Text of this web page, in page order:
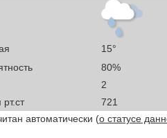
15°
80%
2
721
автоматически (о статусе